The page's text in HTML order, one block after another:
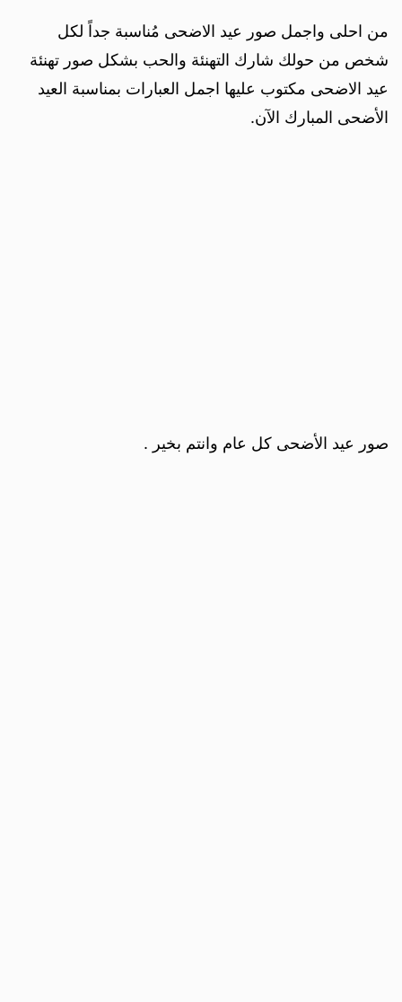
من احلى واجمل صور عيد الاضحى مُناسبة جداً لكل
شخص من حولك شارك التهنئة والحب بشكل صور تهنئة
عيد الاضحى مكتوب عليها اجمل العبارات بمناسبة العيد
الأضحى المبارك الآن.
صور عيد الأضحى كل عام وانتم بخير .